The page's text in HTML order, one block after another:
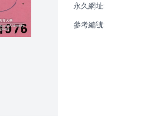
永久網址:
參考編號: